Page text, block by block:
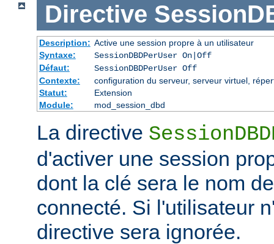
Directive
Description: Active une session propre à un utilisateur
Syntaxe:
SessionDBDPerUser On|Off
Défaut:
SessionDBDPerUser Off
Contexte:
configuration du serveur, serveur virtuel,
Statut:
Extension
Module:
mod_session_dbd
La directive
d'activer une session
dont la clé sera le nom
connecté. Si l'utilisateur
directive sera ignorée.